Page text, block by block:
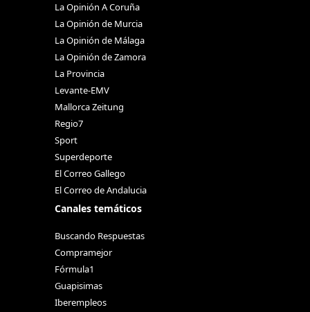
La Opinión A Coruña
La Opinión de Murcia
La Opinión de Málaga
La Opinión de Zamora
La Provincia
Levante-EMV
Mallorca Zeitung
Regio7
Sport
Superdeporte
El Correo Gallego
El Correo de Andalucia
Canales temáticos
Buscando Respuestas
Compramejor
Fórmula1
Guapisimas
Iberempleos